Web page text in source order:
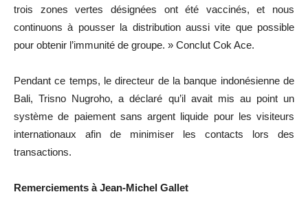
trois zones vertes désignées ont été vaccinés, et nous
continuons à pousser la distribution aussi vite que possible
pour obtenir l’immunité de groupe. » Conclut Cok Ace.
Pendant ce temps, le directeur de la banque indonésienne de
Bali, Trisno Nugroho, a déclaré qu’il avait mis au point un
système de paiement sans argent liquide pour les visiteurs
internationaux afin de minimiser les contacts lors des
transactions.
Remerciements à Jean-Michel Gallet